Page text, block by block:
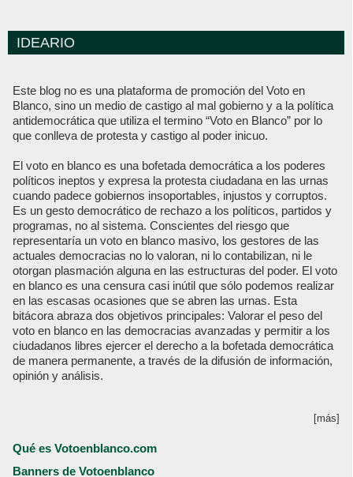
IDEARIO
Este blog no es una plataforma de promoción del Voto en
Blanco, sino un medio de castigo al mal gobierno y a la política
antidemocrática que utiliza el termino “Voto en Blanco” por lo
que conlleva de protesta y castigo al poder inicuo.
El voto en blanco es una bofetada democrática a los poderes
políticos ineptos y expresa la protesta ciudadana en las urnas
cuando padece gobiernos insoportables, injustos y corruptos.
Es un gesto democrático de rechazo a los políticos, partidos y
programas, no al sistema. Conscientes del riesgo que
representaría un voto en blanco masivo, los gestores de las
actuales democracias no lo valoran, ni lo contabilizan, ni le
otorgan plasmación alguna en las estructuras del poder. El voto
en blanco es una censura casi inútil que sólo podemos realizar
en las escasas ocasiones que se abren las urnas. Esta
bitácora abraza dos objetivos principales: Valorar el peso del
voto en blanco en las democracias avanzadas y permitir a los
ciudadanos libres ejercer el derecho a la bofetada democrática
de manera permanente, a través de la difusión de información,
opinión y análisis.
[más]
Qué es Votoenblanco.com
Banners de Votoenblanco